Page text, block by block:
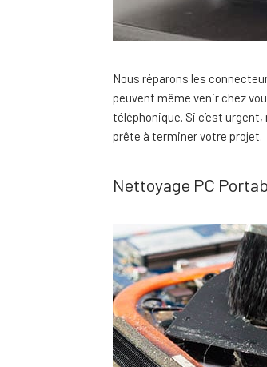
Nous réparons les
peuvent même venir chez
téléphonique. Si c’est
prête à terminer votre projet.
Nettoyage PC